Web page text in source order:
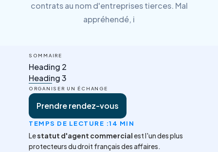
contrats au nom d'entreprises tierces. Mal
appréhendé, i
SOMMAIRE
Heading 2
Heading 3
ORGANISER UN ÉCHANGE
Prendre rendez-vous
TEMPS DE LECTURE :14 MIN
Lestatut d'agent commercialest l'un des plus
protecteurs du droit français des affaires.